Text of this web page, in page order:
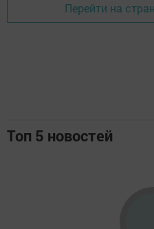
Перейти на
Топ 5 новостей